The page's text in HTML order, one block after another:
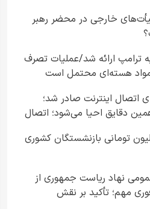
خارجی در محضر رهبر
ارائه شد/عملیات تصرف
هسته‌ای محتمل است
اتصال اینترنت صادر شد؛
دقایق احیا می‌شود؛ اتصال
ثبت‌نام وام ۷۵ میلیون تومانی بازنشستگان کشوری
نهاد ریاست جمهوری از
مهم؛ تأکید بر نقش